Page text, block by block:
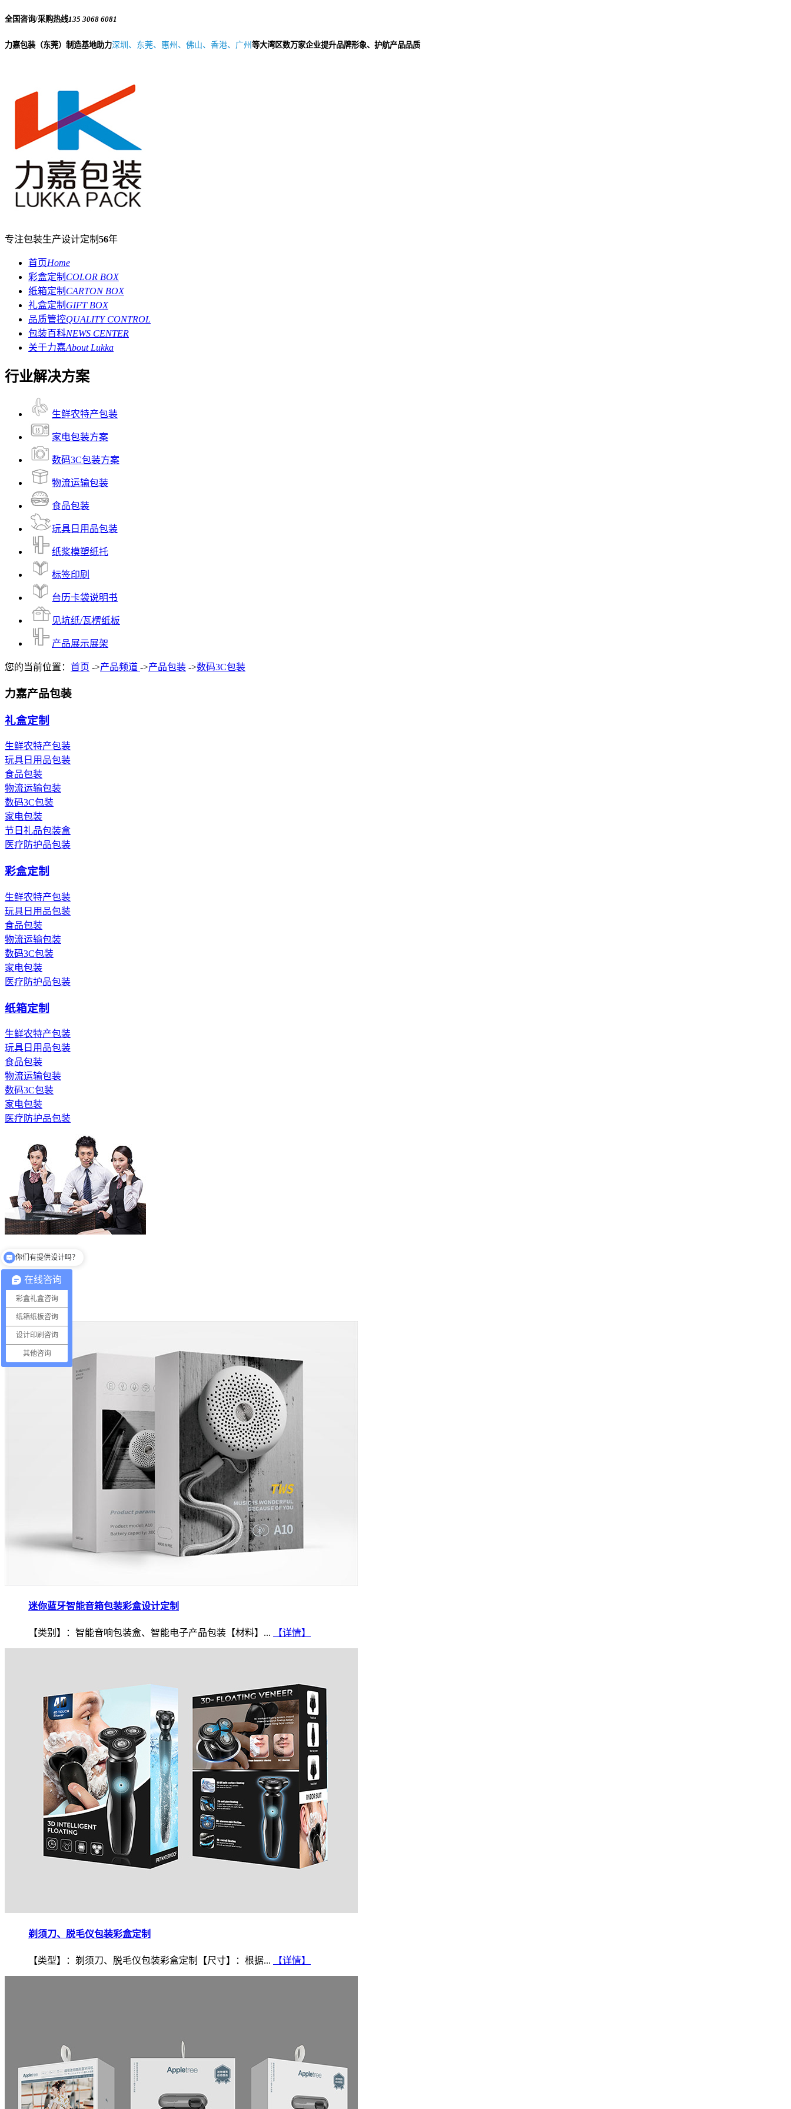
全国咨询/采购热线135 3068 6081
力嘉包装（东莞）制造基地助力深圳、东莞、惠州、佛山、香港、广州 等大湾区数万家企业提升品牌形象、护航产品品质
专注包装生产设计定制 56年
首页Home
彩盒定制 COLOR BOX
纸箱定制 CARTON BOX
礼盒定制 GIFT BOX
品质管控QUALITY CONTROL
包装百科NEWS CENTER
关于力嘉About Lukka
行业解决方案
生鲜农特产包装
家电包装方案
数码3C包装方案
物流运输包装
食品包装
玩具日用品包装
纸浆模塑纸托
标签印刷
台历卡袋说明书
见坑纸/瓦楞纸板
产品展示展架
您的当前位置： 首页 ->产品频道 ->产品包装 ->数码3C包装
力嘉产品包装
礼盒定制
生鲜农特产包装
玩具日用品包装
食品包装
物流运输包装
数码3C包装
家电包装
节日礼品包装盒
医疗防护品包装
彩盒定制
生鲜农特产包装
玩具日用品包装
食品包装
物流运输包装
数码3C包装
家电包装
医疗防护品包装
纸箱定制
生鲜农特产包装
玩具日用品包装
食品包装
物流运输包装
数码3C包装
家电包装
医疗防护品包装
全国服务热线
13530686081
数码3C包装
迷你蓝牙智能音箱包装彩盒设计定制
【类别】：智能音响包装盒、智能电子产品包装【材料】... 【详情】
剃须刀、脱毛仪包装彩盒定制
【类型】：剃须刀、脱毛仪包装彩盒定制【尺寸】：根据... 【详情】
在线咨询
彩盒礼盒咨询
纸箱纸板咨询
设计印刷咨询
其他咨询
你们有提供设计吗？